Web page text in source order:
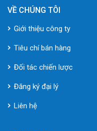
VỀ CHÚNG TÔI
Giới thiệu công ty
Tiêu chí bán hàng
Đối tác chiến lược
Đăng ký đại lý
Liên hệ